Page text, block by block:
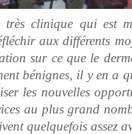
clinique qui est
aux différents
sur ce que le
bénignes, il y en a
les nouvelles
au plus grand
quelquefois assez